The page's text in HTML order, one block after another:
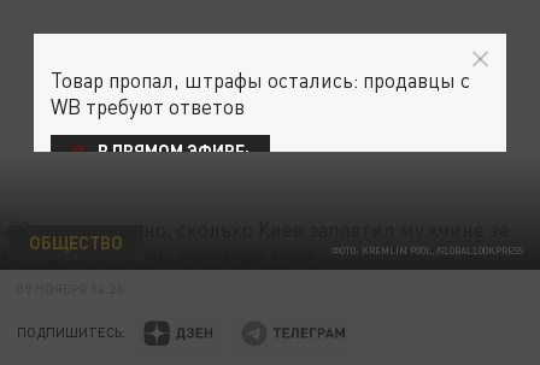
ФОТО: KREMLIN POOL,/GLOBALLOOKPRESS
ОБЩЕСТВО
ПОДПИШИТЕСЬ:
Товар пропал, штрафы остались: продавцы с
WB требуют ответов
В ПРЯМОМ ЭФИРЕ: